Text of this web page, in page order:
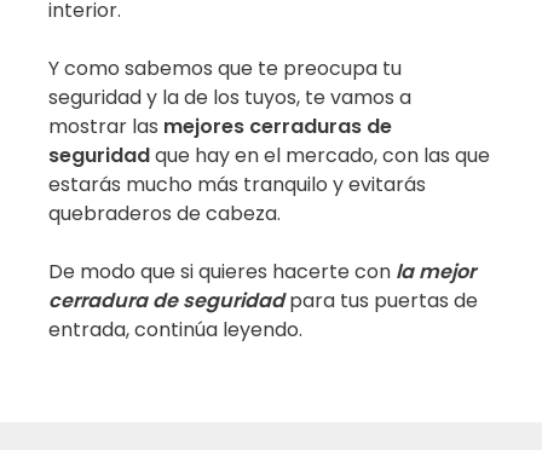
interior.
Y como sabemos que te preocupa tu
seguridad y la de los tuyos, te vamos a
mostrar las mejores cerraduras de
seguridadque hay en el mercado, con las que
estarás mucho más tranquilo y evitarás
quebraderos de cabeza.
De modo que si quieres hacerte con la mejor
cerradura de seguridadpara tus puertas de
entrada, continúa leyendo.